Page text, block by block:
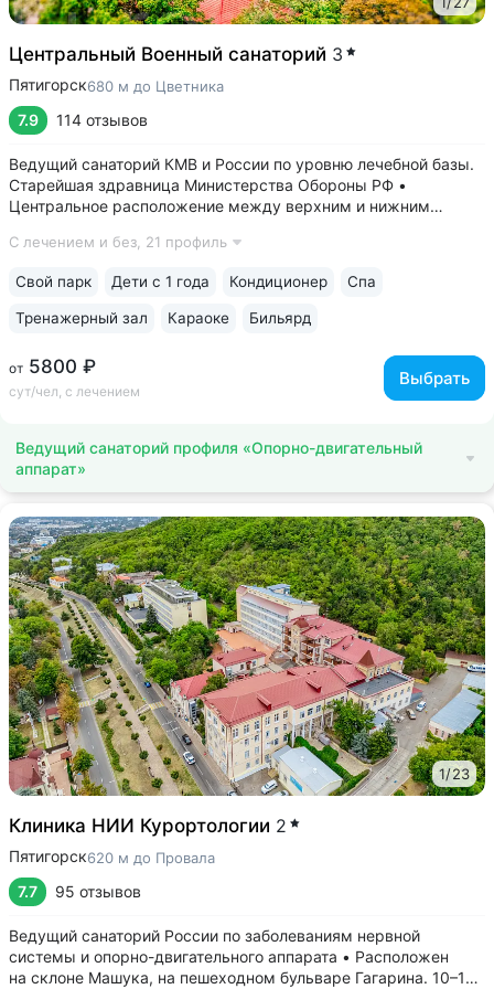
Центральный Военный санаторий 3
Пятигорск680 м до Цветника
7.9 114 отзывов
Ведущий санаторий КМВ и России по уровню лечебной базы.
Старейшая здравница Министерства Обороны РФ •
Центральное расположение между верхним и нижним
арфа, бульвар Гагарина, нижний — Дом-музей Лермонтова,
С лечением и без, 21 профиль
от 5800 ₽
сут/чел, с лечением
Выбрать
Свой парк Дети с 1 года Кондиционер Спа
Тренажерный зал Караоке Бильярд
Ведущий санаторий профиля «Опорно-двигательный
аппарат»
1/23
Клиника НИИ Курортологии 2
Пятигорск620 м до Провала
7.7 95 отзывов
Ведущий санаторий России по заболеваниям нервной
системы и опорно-двигательного аппарата • Расположен
на склоне Машука, на пешеходном бульваре Гагарина. 10–15